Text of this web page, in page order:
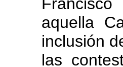
aquella
inclusión
las